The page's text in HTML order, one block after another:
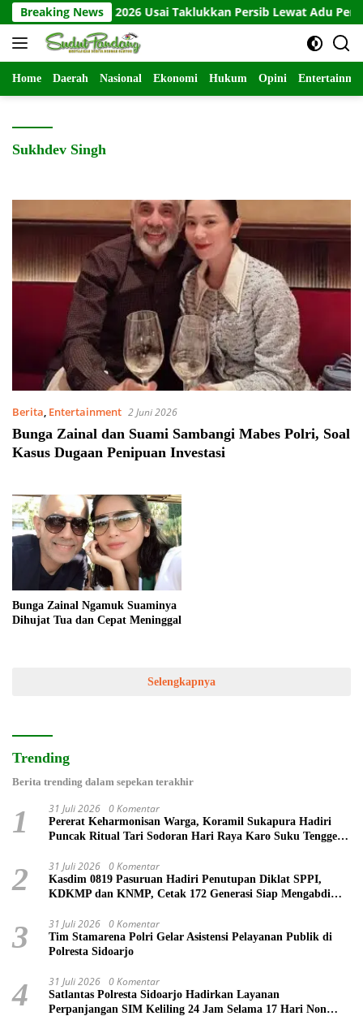
Langsung
ke
konten
Breaking News
Presiden 2026 Usai Taklukkan Persib Lewat Adu Penalti
Home Daerah Nasional Ekonomi Hukum Opini
Sukhdev Singh
Berita, Entertainment 2 Juni 2026
Bunga Zainal dan Suami Sambangi Mabes Polri, Soal
Kasus Dugaan Penipuan Investasi
Bunga Zainal Ngamuk Suaminya
Dihujat Tua dan Cepat Meninggal
Selengkapnya
Trending
Berita trending dalam sepekan terakhir
1 31 Juli 2026 0 Komentar
Pererat Keharmonisan Warga, Koramil Sukapura Hadiri
Puncak Ritual Tari Sodoran Hari Raya Karo Suku Tengger
2 31 Juli 2026 0 Komentar
Kasdim 0819 Pasuruan Hadiri Penutupan Diklat SPPI,
KDKMP dan KNMP, Cetak 172 Generasi Siap Mengabdi
3 31 Juli 2026 0 Komentar
Tim Stamarena Polri Gelar Asistensi Pelayanan Publik di
Polresta Sidoarjo
4 31 Juli 2026 0 Komentar
Satlantas Polresta Sidoarjo Hadirkan Layanan
Perpanjangan SIM Keliling 24 Jam Selama 17 Hari Non